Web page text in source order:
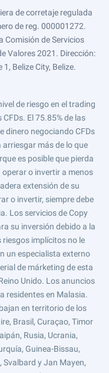
de corretaje regulada
de reg. 000001272.
Comisión de Servicios
Valores 2021. Dirección:
Belize City, Belize.
de riesgo en el trading
El 75.85% de las
dinero negociando CFDs
más de lo que
es posible que pierda
o invertir a menos
extensión de su
o invertir, siempre debe
Los servicios de Copy
su inversión debido a la
implícitos no le
un especialista externo
de márketing de esta
Unido. Los anuncios
residentes en Malasia.
en territorio de los
Brasil, Curaçao, Timor
Rusia, Ucrania,
Guinea-Bissau,
Svalbard y Jan Mayen,